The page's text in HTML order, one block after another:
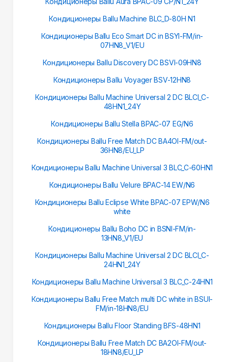
Кондиционеры Ballu Machine BLC_D-80H N1
Кондиционеры Ballu Eco Smart DC in BSYI-FM/in-
07HN8_V1/EU
Кондиционеры Ballu Discovery DC BSVI-09HN8
Кондиционеры Ballu Voyager BSV-12HN8
Кондиционеры Ballu Machine Universal 2 DC BLCI_C-
48HN1_24Y
Кондиционеры Ballu Stella BPAC-07 EG/N6
Кондиционеры Ballu Free Match DC BA4OI-FM/out-
36HN8/EU_LP
Кондиционеры Ballu Machine Universal 3 BLC_C-60HN1
Кондиционеры Ballu Velure BPAC-14 EW/N6
Кондиционеры Ballu Eclipse White BPAC-07 EPW/N6
white
Кондиционеры Ballu Boho DC in BSNI-FM/in-
13HN8_V1/EU
Кондиционеры Ballu Machine Universal 2 DC BLCI_C-
24HN1_24Y
Кондиционеры Ballu Machine Universal 3 BLC_C-24HN1
Кондиционеры Ballu Free Match multi DC white in BSUI-
FM/in-18HN8/EU
Кондиционеры Ballu Floor Standing BFS-48HN1
Кондиционеры Ballu Free Match DC BA2OI-FM/out-
18HN8/EU_LP